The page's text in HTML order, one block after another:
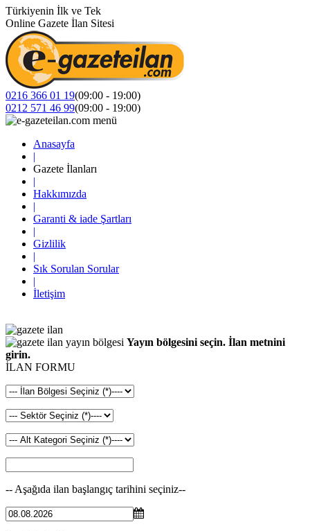
Türkiyenin İlk ve Tek
Online Gazete İlan Sitesi
0216 366 01 19(09:00 - 19:00)
0212 571 46 99(09:00 - 19:00)
Anasayfa
|
Gazete İlanları
|
Hakkımızda
|
Garanti & iade Şartları
|
Gizlilik
|
Sık Sorulan Sorular
|
İletişim
Yayın bölgesini seçin. İlan metnini
girin.
İLAN FORMU
-- Aşağıda ilan başlangıç tarihini seçiniz--